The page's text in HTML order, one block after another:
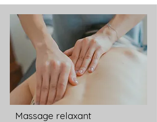
Massage relaxant